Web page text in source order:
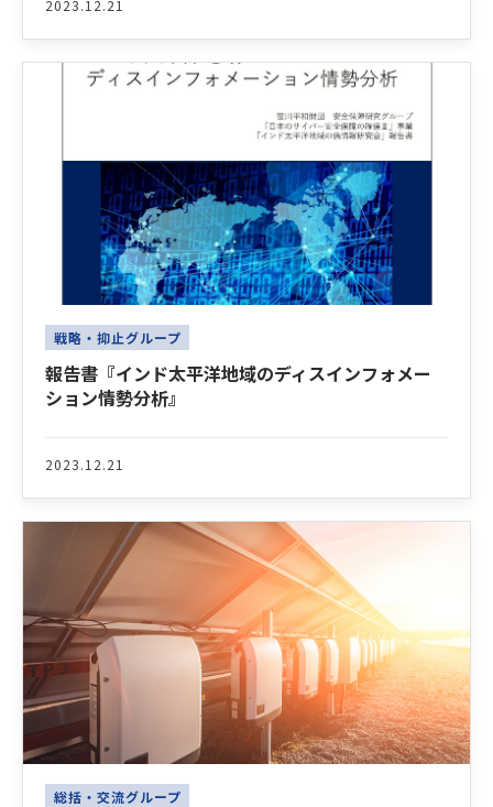
2023.12.21
戦略・抑止グループ
報告書『インド太平洋地域のディスインフォメー
ション情勢分析』
2023.12.21
総括・交流グループ